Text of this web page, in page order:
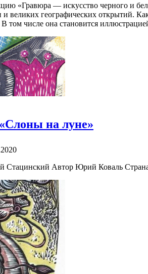
«Гравюра — искусство черного и
великих географических открытий.
том числе она становится
на луне»
Стацинский Автор Юрий Коваль